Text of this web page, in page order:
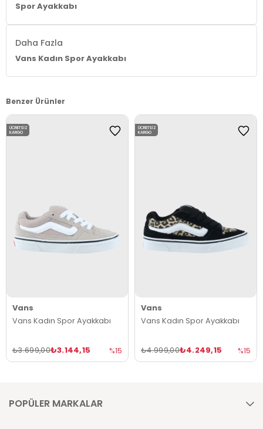
Spor Ayakkabı
Daha Fazla
Vans Kadın Spor Ayakkabı
Benzer Ürünler
Vans
Vans Kadın Spor Ayakkabı
₺3.144,15
₺3.699,00 %15
ÜCRETSIZ
KARGO
Vans
Vans Kadın Spor Ayakkabı
₺4.249,15
₺4.999,00 %15
ÜCRETSIZ
KARGO
POPÜLER MARKALAR